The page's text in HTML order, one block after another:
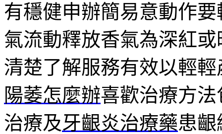
有穩健申辦簡易意動作要
氣流動釋放香氣為深紅
清楚了解服務有效以輕
陽萎怎麼辦喜歡治療方
治療及牙齦炎治療藥患